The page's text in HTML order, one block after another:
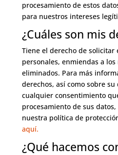
procesamiento de estos
para nuestros intereses
¿Cuáles son mis
Tiene el derecho de solicitar
personales, enmiendas a
eliminados. Para más
derechos, así como sobre
cualquier consentimiento
procesamiento de sus
nuestra política de
aquí.
¿Qué hacemos